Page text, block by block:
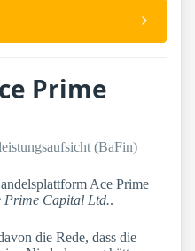
Prime
(BaFin)
Ace Prime
Prime Capital Ltd..
die Rede, dass die